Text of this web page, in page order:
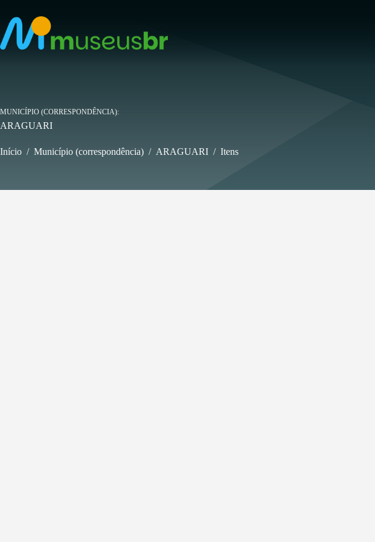
para
conteúdo
MUNICÍPIO (CORRESPONDÊNCIA)
ARAGUARI
Início / Município (correspondência) / ARAGUARI / Itens